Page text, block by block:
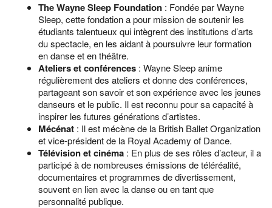
The Wayne Sleep Foundation : Fondée par Wayne
Sleep, cette fondation a pour mission de soutenir les
étudiants talentueux qui intègrent des institutions d’arts
du spectacle, en les aidant à poursuivre leur formation
en danse et en théâtre.
Ateliers et conférences : Wayne Sleep anime
régulièrement des ateliers et donne des conférences,
partageant son savoir et son expérience avec les jeunes
danseurs et le public. Il est reconnu pour sa capacité à
inspirer les futures générations d’artistes.
Mécénat : Il est mécène de la British Ballet Organization
et vice-président de la Royal Academy of Dance.
Télévision et cinéma : En plus de ses rôles d’acteur, il a
participé à de nombreuses émissions de téléréalité,
documentaires et programmes de divertissement,
souvent en lien avec la danse ou en tant que
personnalité publique.